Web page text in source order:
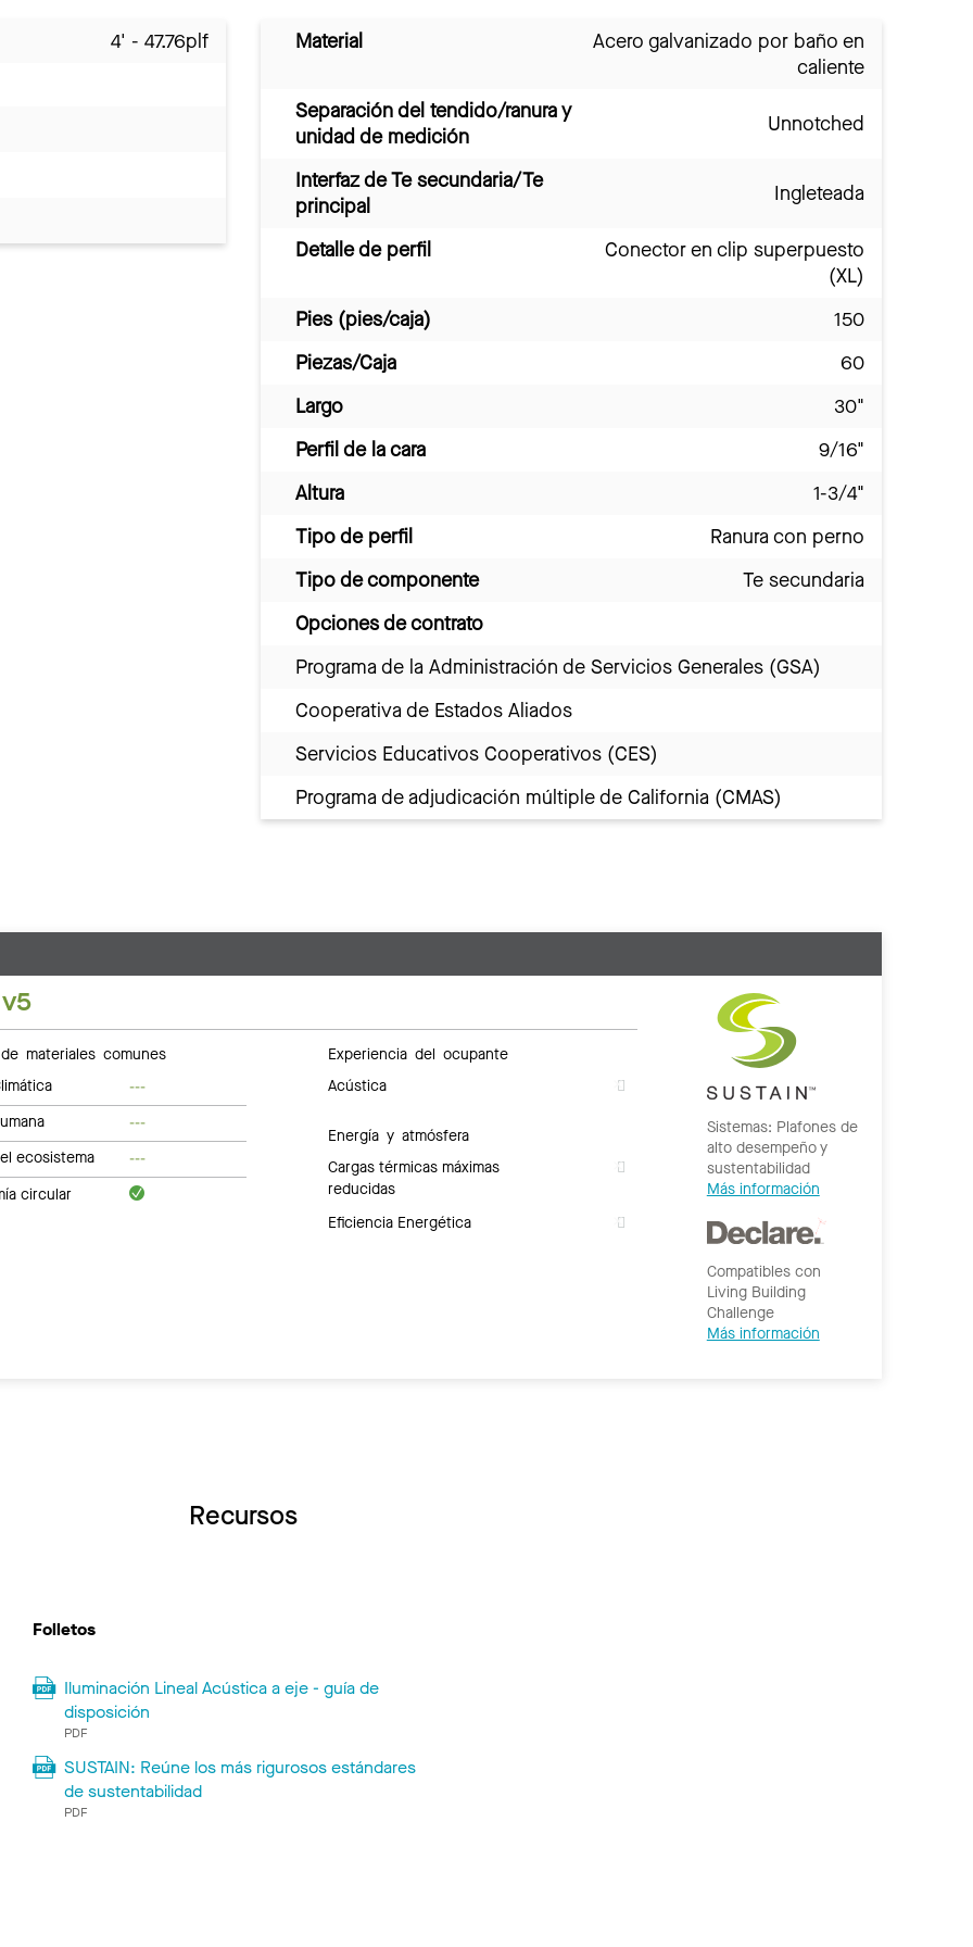
4' - 47.76plf Material
Acero galvanizado por baño en
caliente
Separación del tendido/ranura y
unidad de medición
Unnotched
Interfaz de Te secundaria/Te
principal
Ingleteada
Detalle de perfil
Conector en clip superpuesto
(XL)
Pies (pies/caja)
150
Piezas/Caja
60
Largo
30"
Perfil de la cara
9/16"
Altura
1-3/4"
Tipo de perfil
Ranura con perno
Tipo de componente
Te secundaria
Opciones de contrato
Programa de la Administración de Servicios Generales (GSA)
Cooperativa de Estados Aliados
Servicios Educativos Cooperativos (CES)
Programa de adjudicación múltiple de California (CMAS)
materiales comunes
---
---
ecosistema
---
circular
Experiencia del ocupante
Acústica
Energía y atmósfera
Cargas térmicas máximas
reducidas
Eficiencia Energética
Sistemas: Plafones de
alto desempeño y
sustentabilidad
Más información
Compatibles con
Living Building
Challenge
Más información
Recursos
Folletos
Iluminación Lineal Acústica a eje - guía de
disposición
PDF
SUSTAIN: Reúne los más rigurosos estándares
de sustentabilidad
PDF